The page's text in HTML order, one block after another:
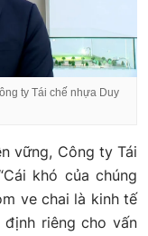
ty Tái chế nhựa Duy
vững, Công ty Tái
khó của chúng
ve chai là kinh tế
riêng cho vấn